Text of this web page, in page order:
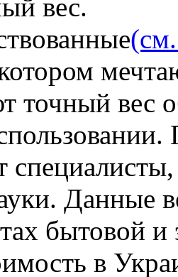
вес.
точный вес
Данные
бытовой
в